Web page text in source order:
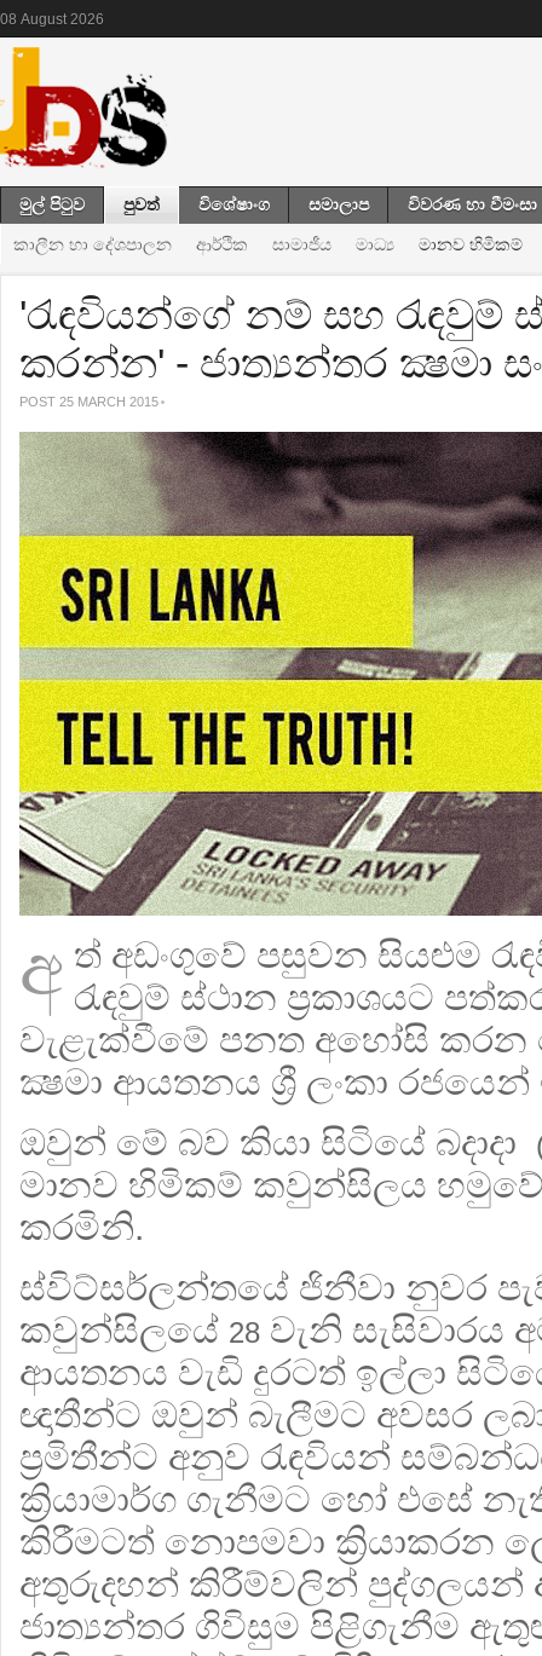
08 August 2026
මුල් පිටුව පුවත් විශේෂාංග සමාලාප විවරණ හා වීමංසා
කාලීන හා දේශපාලන ආර්ථික සාමාජීය මාධ්‍ය මානව හිමිකම්
'රැඳවියන්ගේ නම් සහ රැඳවුම්
කරන්න' - ජාත්‍යන්තර ක්‍ෂමා
POST 25 MARCH 2015
අ ත් අඩංගුවේ පසුවන සියළුම
රැඳවුම් ස්ථාන ප‍්‍රකාශයට
වැළැක්වීමේ පනත අහෝසි කරන
ක්‍ෂමා ආයතනය ශ්‍රී ලංකා
ඔවුන් මේ බව කියා සිටියේ බදාදා
මානව හිමිකම් කවුන්සිලය හමුවේ
කරමිනි.
ස්විට්සර්ලන්තයේ ජිනීවා නුවර
කවුන්සිලයේ 28 වැනි සැසිවාරය
ආයතනය වැඩි දුරටත් ඉල්ලා
ඥාතීන්ට ඔවුන් බැලීමට අවසර
ප‍්‍රමිතීන්ට අනුව රැඳවියන්
ක්‍රියාමාර්ග ගැනීමට හෝ එසේ
කිරීමටත් නොපමවා ක්‍රියාකරන
අතුරුදහන් කිරීම්වලින් පුද්ගලයන්
ජාත්‍යන්තර ගිවිසුම පිළිගැනීම ඇතුළු